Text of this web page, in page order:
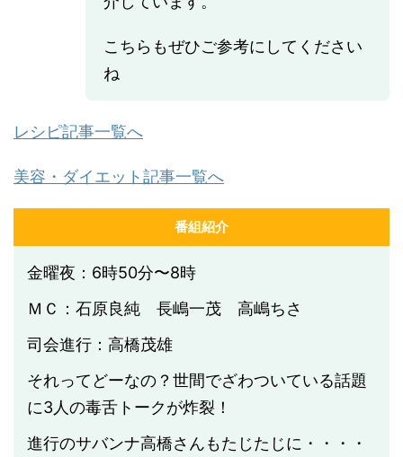
こちらもぜひご参考にしてください
ね
レシピ記事一覧へ
美容・ダイエット記事一覧へ
番組紹介
金曜夜：6時50分〜8時
ＭＣ：石原良純 長嶋一茂 高嶋ちさ
司会進行：高橋茂雄
それってどーなの？世間でざわついている話題
に3人の毒舌トークが炸裂！
進行のサバンナ高橋さんもたじたじに・・・・